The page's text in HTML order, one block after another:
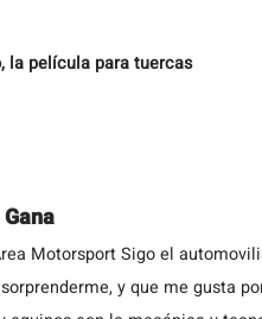
la película para tuercas
Motorsport Sigo el
y que me gusta